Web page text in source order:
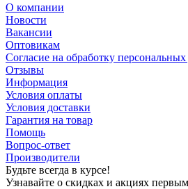
О компании
Новости
Вакансии
Оптовикам
Cогласие на обработку
Отзывы
Информация
Условия оплаты
Условия доставки
Гарантия на товар
Помощь
Вопрос-ответ
Производители
Будьте всегда в курсе!
Узнавайте о скидках и акциях первым